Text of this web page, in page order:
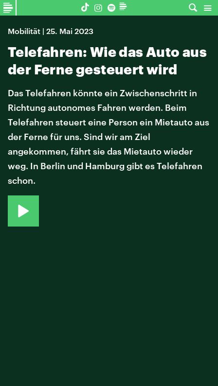
Mobilität | 25. Mai 2023
Telefahren: Wie das Auto aus
der Ferne gesteuert wird
Das Telefahren könnte ein Zwischenschritt in
Richtung autonomes Fahren werden. Beim
Telefahren steuert eine Person ein Mietauto aus
der Ferne für uns. Sind wir am Ziel
angekommen, fährt sie das Mietauto wieder
weg. In Berlin und Hamburg gibt es Telefahren
schon.